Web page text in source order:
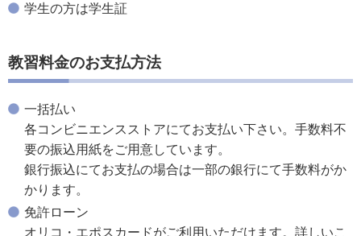
学生の方は学生証
教習料金のお支払方法
一括払い
各コンビニエンスストアにてお支払い下さい。手数料不
要の振込用紙をご用意しています。
銀行振込にてお支払の場合は一部の銀行にて手数料がか
かります。
免許ローン
オリコ・エポスカードがご利用いただけます。詳しいこ